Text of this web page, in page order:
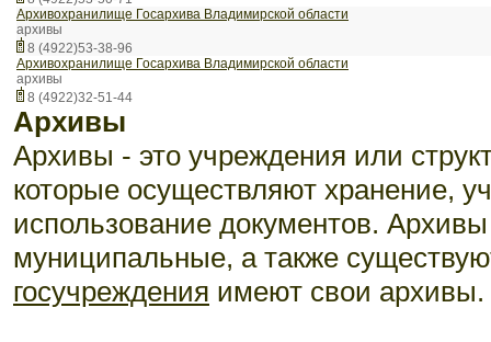
Архивохранилище Госархива Владимирской области
архивы
8 (4922)53-38-96
Архивохранилище Госархива Владимирской области
архивы
8 (4922)32-51-44
архивы
Архивы - это учреждения или
которые осуществляют хранение,
использование документов.
муниципальные, а также
госучреждения имеют свои архивы.